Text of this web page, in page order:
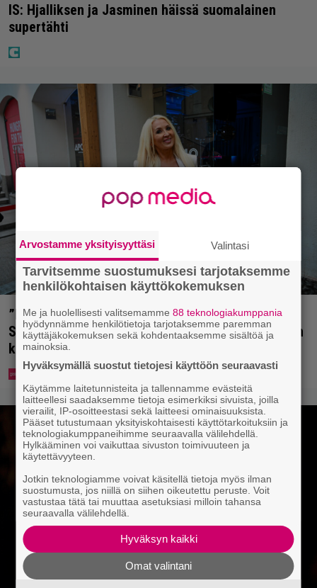
IS: Hjalliksen ja Jasminen häissä suomalainen
supertähti
”Mitä isompi vehje, sen paremmin kulkee” –
Susanna Penttilä suuntasi Bangbussinsa Helsingin
keskustaan
Arvostamme yksityisyyttäsi Valintasi
Tarvitsemme suostumuksesi tarjotaksemme
henkilökohtaisen käyttökokemuksen
Me ja huolellisesti valitsemamme88 teknologiakumppania
hyödynnämme henkilötietoja tarjotaksemme paremman
käyttäjäkokemuksen sekä kohdentaaksemme sisältöä ja
mainoksia.
Hyväksymällä suostut tietojesi käyttöön seuraavasti
Käytämme laitetunnisteita ja tallennamme evästeitä
laitteellesi saadaksemme tietoja esimerkiksi sivuista, joilla
vierailit, IP-osoitteestasi sekä laitteesi ominaisuuksista.
Pääset tutustumaan yksityiskohtaisesti käyttötarkoituksiin ja
teknologiakumppaneihimme seuraavalla välilehdellä.
Hylkääminen voi vaikuttaa sivuston toimivuuteen ja
käytettävyyteen.
Jotkin teknologiamme voivat käsitellä tietoja myös ilman
suostumusta, jos niillä on siihen oikeutettu peruste. Voit
vastustaa tätä tai muuttaa asetuksiasi milloin tahansa
seuraavalla välilehdellä.
Hyväksyn kaikki
Omat valintani